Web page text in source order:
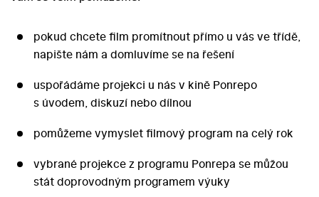
pokud chcete film promítnout přímo u vás ve třídě,
napište nám a domluvíme se na řešení
uspořádáme projekci u nás v kině Ponrepo
s úvodem, diskuzí nebo dílnou
pomůžeme vymyslet filmový program na celý rok
vybrané projekce z programu Ponrepa se můžou
stát doprovodným programem výuky